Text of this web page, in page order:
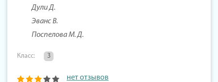
Дули Д.
Эванс В.
Поспелова М. Д.
Класс: 3
нет отзывов